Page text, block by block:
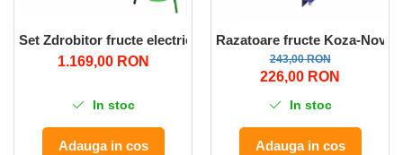
Set Zdrobitor fructe electric Micul Fermier 500 Kg/ora +
1.169,00 RON
In stoc
Adauga in cos
Razatoare fructe Koza-Nova
243,00 RON
226,00 RON
In stoc
Adauga in cos